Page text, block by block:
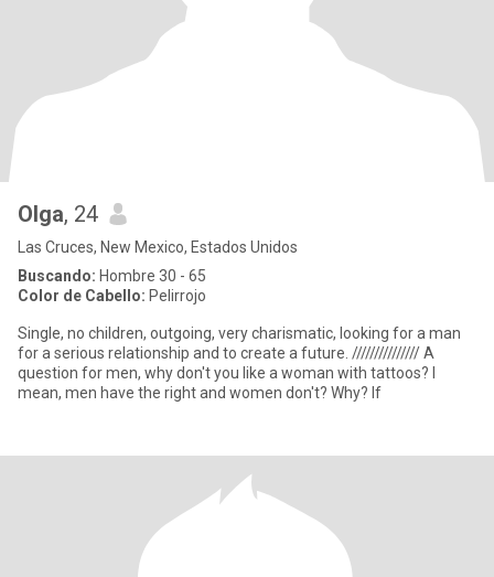
Olga, 24
Las Cruces, New Mexico, Estados Unidos
Buscando: Hombre 30 - 65
Color de Cabello: Pelirrojo
Single, no children, outgoing, very charismatic, looking for a man
for a serious relationship and to create a future. /////////////// A
question for men, why don't you like a woman with tattoos? I
mean, men have the right and women don't? Why? If